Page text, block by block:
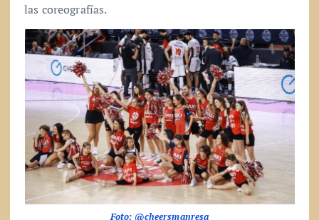
las coreografías.
Foto: @cheersmanresa